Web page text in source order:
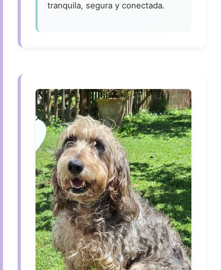
tranquila, segura y conectada.
Bruma